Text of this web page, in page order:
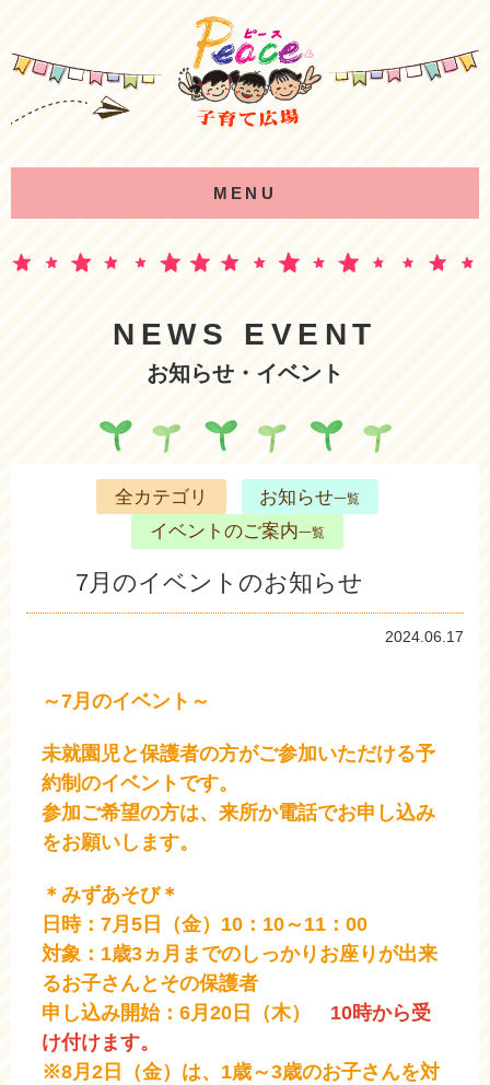
MENU
NEWS EVENT
お知らせ・イベント
全カテゴリ お知らせ一覧
イベントのご案内一覧
7月のイベントのお知らせ
2024.06.17
～7月のイベント～
未就園児と保護者の方がご参加いただける予
約制のイベントです。
参加ご希望の方は、来所か電話でお申し込み
をお願いします。
＊みずあそび＊
日時：7月5日（金）10：10～11：00
対象：1歳3ヵ月までのしっかりお座りが出来
るお子さんとその保護者
申し込み開始：6月20日（木） 10時から受
け付けます。
※8月2日（金）は、1歳～3歳のお子さんを対